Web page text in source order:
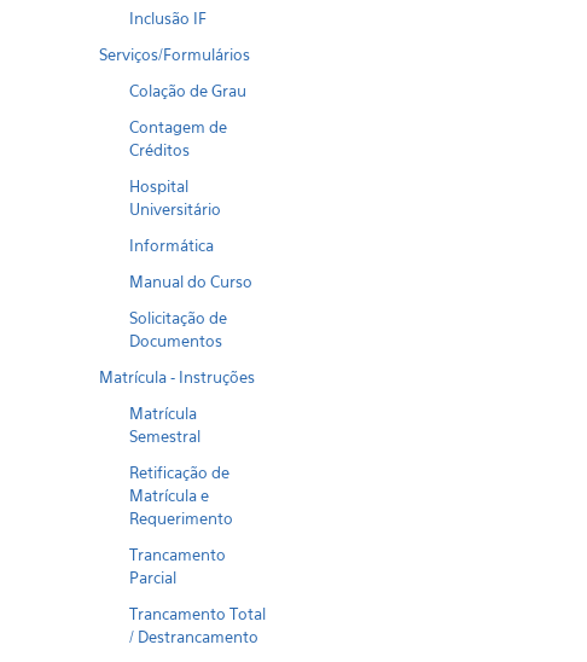
Inclusão IF
Serviços/Formulários
Colação de Grau
Contagem de
Créditos
Hospital
Universitário
Informática
Manual do Curso
Solicitação de
Documentos
Matrícula - Instruções
Matrícula
Semestral
Retificação de
Matrícula e
Requerimento
Trancamento
Parcial
Trancamento Total
/ Destrancamento